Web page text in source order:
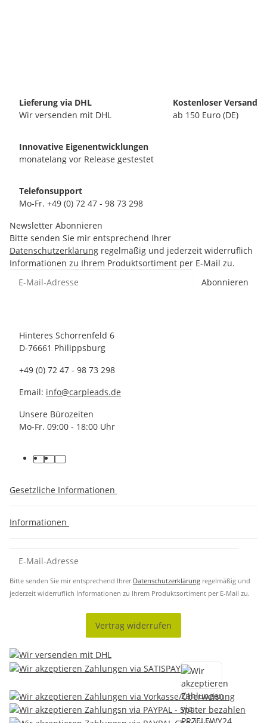
Lieferung via DHL
Wir versenden mit DHL
Kostenloser Versand
ab 150 Euro (DE)
Innovative Eigenentwicklungen
monatelang vor Release gestestet
Telefonsupport
Mo-Fr. +49 (0) 72 47 - 98 73 298
Newsletter Abonnieren
Bitte senden Sie mir entsprechend Ihrer
Datenschutzerklärung regelmäßig und jederzeit widerruflich
Informationen zu Ihrem Produktsortiment per E-Mail zu.
Abonnieren
Hinteres Schorrenfeld 6
D-76661 Philippsburg
+49 (0) 72 47 - 98 73 298
Email: info@carpleads.de
Unsere Bürozeiten
Mo-Fr. 09:00 - 18:00 Uhr
Gesetzliche Informationen
Informationen
Bitte senden Sie mir entsprechend Ihrer Datenschutzerklärung regelmäßig und
jederzeit widerruflich Informationen zu Ihrem Produktsortiment per E-Mail zu.
Vertrag widerrufen